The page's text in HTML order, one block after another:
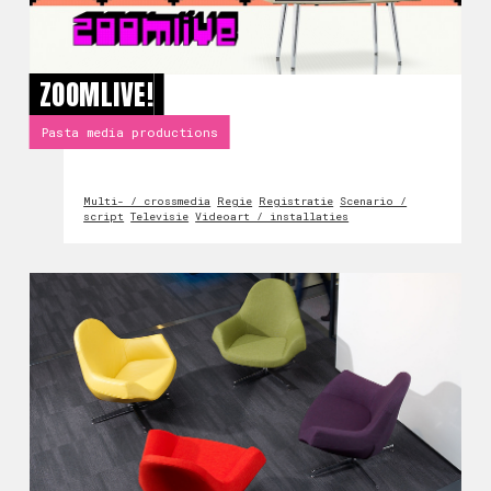
ZOOMLIVE!
Pasta media productions
Multi- / crossmedia Regie Registratie Scenario /
script Televisie Videoart / installaties